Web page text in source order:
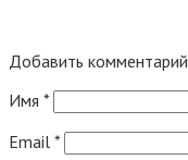
Добавить комментарий
Имя *
Email *